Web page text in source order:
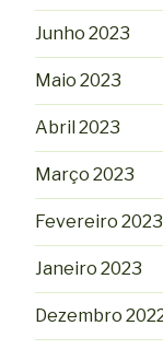
Junho 2023
Maio 2023
Abril 2023
Março 2023
Fevereiro 2023
Janeiro 2023
Dezembro